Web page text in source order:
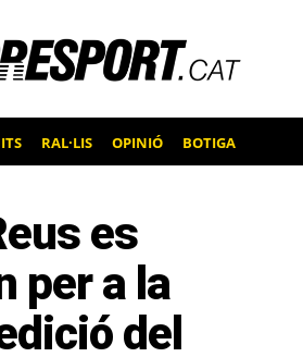
RAL·LIS OPINIÓ BOTIGA
es
per a la
del